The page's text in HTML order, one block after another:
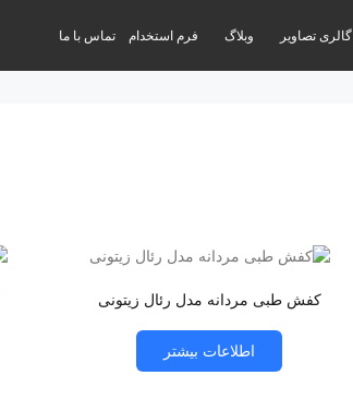
گالری تصاویر وبلاگ فرم استخدام تماس با ما
کفش طبی مردانه مدل رئال زیتونی
اطلاعات بیشتر